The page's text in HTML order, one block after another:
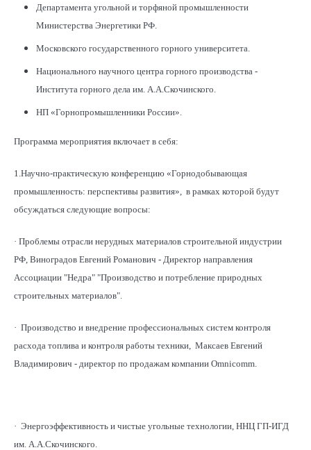
Департамента угольной и торфяной промышленности
Министерства Энергетики РФ.
Московского государственного горного университета.
Национального научного центра горного производства -
Института горного дела им. А.А.Скочинского.
НП «Горнопромышленники России».
Программа мероприятия включает в себя:
1.Научно-практическую конференцию «Горнодобывающая
промышленность: перспективы развития», в рамках которой будут
обсуждаться следующие вопросы:
· Проблемы отрасли нерудных материалов строительной индустрии
РФ, Виноградов Евгений Романович - Директор направления
Ассоциации "Недра" "Производство и потребление природных
строительных материалов".
· Производство и внедрение профессиональных систем контроля
расхода топлива и контроля работы техники, Максаев Евгений
Владимирович - директор по продажам компании Omnicomm.
· Энергоэффективность и чистые угольные технологии, ННЦ ГП-ИГД
им. А.А.Скочинского.